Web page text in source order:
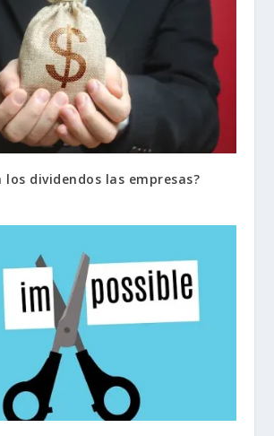
los dividendos las empresas?